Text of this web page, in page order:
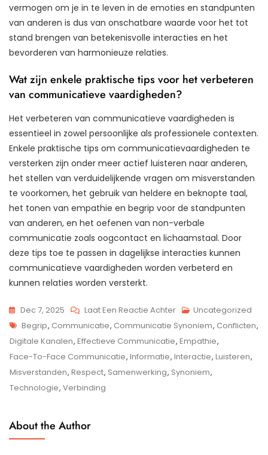
vermogen om je in te leven in de emoties en standpunten
van anderen is dus van onschatbare waarde voor het tot
stand brengen van betekenisvolle interacties en het
bevorderen van harmonieuze relaties.
Wat zijn enkele praktische tips voor het verbeteren
van communicatieve vaardigheden?
Het verbeteren van communicatieve vaardigheden is
essentieel in zowel persoonlijke als professionele contexten.
Enkele praktische tips om communicatievaardigheden te
versterken zijn onder meer actief luisteren naar anderen,
het stellen van verduidelijkende vragen om misverstanden
te voorkomen, het gebruik van heldere en beknopte taal,
het tonen van empathie en begrip voor de standpunten
van anderen, en het oefenen van non-verbale
communicatie zoals oogcontact en lichaamstaal. Door
deze tips toe te passen in dagelijkse interacties kunnen
communicatieve vaardigheden worden verbeterd en
kunnen relaties worden versterkt.
Dec 7, 2025 Laat Een Reactie AchterOp
Communicatie:
Het
Synoniem
Voor
Uncategorized
Tags
Begrip, Communicatie, Communicatie Synoniem, Conflicten,
Digitale Kanalen, Effectieve Communicatie, Empathie,
Face-To-Face Communicatie, Informatie, Interactie, Luisteren,
Misverstanden, Respect, Samenwerking, Synoniem,
Technologie, Verbinding
About the Author